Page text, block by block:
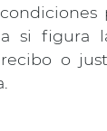
si figura
o